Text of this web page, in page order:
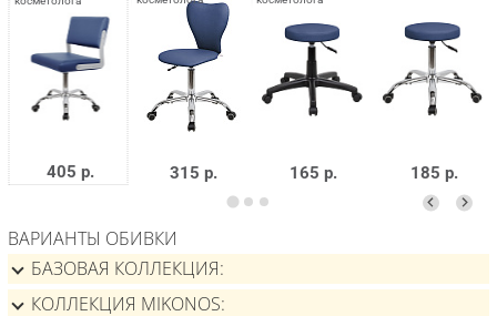
405 р. 315 р. 165 р. 185 р.
ВАРИАНТЫ ОБИВКИ
БАЗОВАЯ КОЛЛЕКЦИЯ
КОЛЛЕКЦИЯ MIKONOS